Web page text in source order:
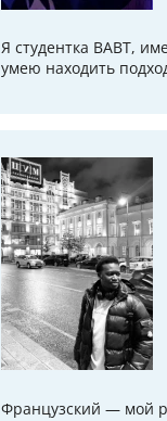
Я студентка ВАВТ,
умею находить
Французский — мой